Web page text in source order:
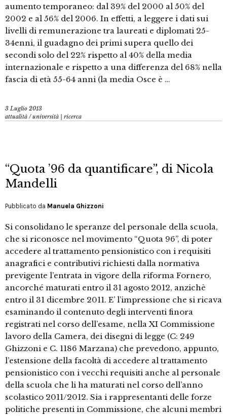
aumento temporaneo: dal 39% del 2000 al 50% del
2002 e al 56% del 2006. In effetti, a leggere i dati sui
livelli di remunerazione tra laureati e diplomati 25-
34enni, il guadagno dei primi supera quello dei
secondi solo del 22% rispetto al 40% della media
internazionale e rispetto a una differenza del 68% nella
fascia di età 55-64 anni (la media Osce è …
3 Luglio 2013
attualità /università | ricerca
“Quota ’96 da quantificare”, di Nicola
Mandelli
Pubblicato da Manuela Ghizzoni
Si consolidano le speranze del personale della scuola,
che si riconosce nel movimento “Quota 96”, di poter
accedere al trattamento pensionistico con i requisiti
anagrafici e contributivi richiesti dalla normativa
previgente l’entrata in vigore della riforma Fornero,
ancorché maturati entro il 31 agosto 2012, anzichè
entro il 31 dicembre 2011. E’ l’impressione che si ricava
esaminando il contenuto degli interventi finora
registrati nel corso dell’esame, nella XI Commissione
lavoro della Camera, dei disegni di legge (C: 249
Ghizzoni e C. 1186 Marzana) che prevedono, appunto,
l’estensione della facoltà di accedere al trattamento
pensionistico con i vecchi requisiti anche al personale
della scuola che li ha maturati nel corso dell’anno
scolastico 2011/2012. Sia i rappresentanti delle forze
politiche presenti in Commissione, che alcuni membri